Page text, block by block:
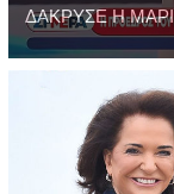
ΔΑΚΡΥΣΕ Η